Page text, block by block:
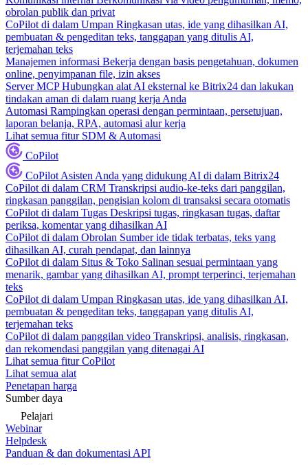
obrolan publik dan privat
CoPilot di dalam Umpan Ringkasan utas, ide yang dihasilkan AI,
pembuatan & pengeditan teks, tanggapan yang ditulis AI,
terjemahan teks
Manajemen informasi Bekerja dengan basis pengetahuan, dokumen
online, penyimpanan file, izin akses
Server MCP Hubungkan alat AI eksternal ke Bitrix24 dan lakukan
tindakan aman di dalam ruang kerja Anda
Automasi Rampingkan operasi dengan permintaan, persetujuan,
laporan belanja, RPA, automasi alur kerja
Lihat semua fitur SDM & Automasi
CoPilot
CoPilot Asisten Anda yang didukung AI di dalam Bitrix24
CoPilot di dalam CRM Transkripsi audio-ke-teks dari panggilan,
ringkasan panggilan, pengisian kolom di transaksi secara otomatis
CoPilot di dalam Tugas Deskripsi tugas, ringkasan tugas, daftar
periksa, komentar yang dihasilkan AI
CoPilot di dalam Obrolan Sumber ide tidak terbatas, teks yang
dihasilkan AI, curah pendapat, dan lainnya
CoPilot di dalam Situs & Toko Salinan sesuai permintaan yang
menarik, gambar yang dihasilkan AI, prompt terperinci, terjemahan
teks
CoPilot di dalam Umpan Ringkasan utas, ide yang dihasilkan AI,
pembuatan & pengeditan teks, tanggapan yang ditulis AI,
terjemahan teks
CoPilot di dalam panggilan video Transkripsi, analisis, ringkasan,
dan rekomendasi panggilan yang ditenagai AI
Lihat semua fitur CoPilot
Lihat semua alat
Penetapan harga
Sumber daya
Pelajari
Webinar
Helpdesk
Panduan & dan dokumentasi API